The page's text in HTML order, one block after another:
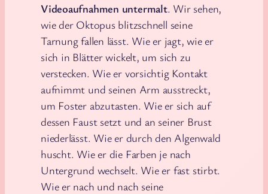
Videoaufnahmen untermalt. Wir sehen,
wie der Oktopus blitzschnell seine
Tarnung fallen lässt. Wie er jagt, wie er
sich in Blätter wickelt, um sich zu
verstecken. Wie er vorsichtig Kontakt
aufnimmt und seinen Arm ausstreckt,
um Foster abzutasten. Wie er sich auf
dessen Faust setzt und an seiner Brust
niederlässt. Wie er durch den Algenwald
huscht. Wie er die Farben je nach
Untergrund wechselt. Wie er fast stirbt.
Wie er nach und nach seine